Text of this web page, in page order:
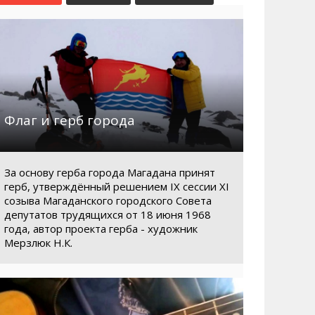
Маршруты. Улицы, остановки
Телефоны
Автобусы Магадан – Аэропорт
Таблица приливов отливов
Интернет
Жилье
Не мусорить
Браконьеры
Флаг и герб города
За основу герба города Магадана принят
герб, утверждённый решением IX сессии XI
созыва Магаданского городского Совета
депутатов трудящихся от 18 июня 1968
года, автор проекта герба - художник
Мерзлюк Н.К.